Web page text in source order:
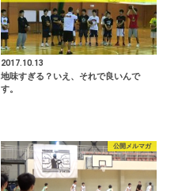
2017.10.13
地味すぎる？いえ、それで良いんで
す。
公開メルマガ